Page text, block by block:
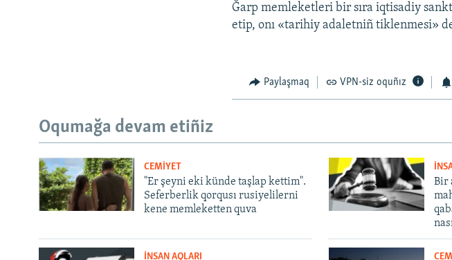
Ğarp memleketleri bir sıra iqtisadiy
etip, onı «tarihiy adaletniñ tiklenmesi»
Paylaşmaq VPN-siz oquñız
Oqumağa devam etiñiz
CEMİYET
"Er şeyni eki künde taşlap kettim".
Seferberlik qorqusı rusiyelilerni
kene memleketten quva
Bir
İNSAN AQLARI